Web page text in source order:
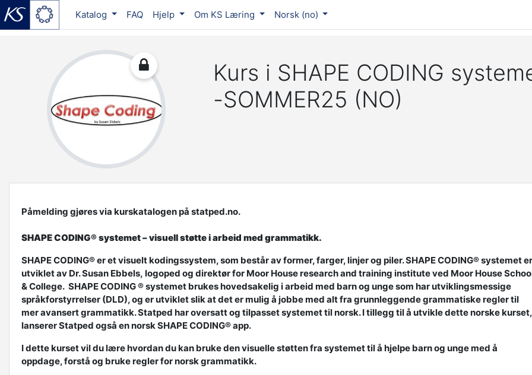
Katalog FAQ Hjelp Om KS Læring Norsk ‎(no)‎
Kurs i SHAPE CODING
-SOMMER25 (NO)
Påmelding gjøres via kurskatalogen på statped.no.
SHAPE CODING® systemet – visuell støtte i arbeid med grammatikk.
SHAPE CODING® er et visuelt kodingssystem, som består av former, farger, linjer og piler.SHAPE CODING® systemet er
utviklet av Dr. Susan Ebbels, logoped og direktør for Moor House research and training institute ved Moor House
& College. SHAPE CODING ® systemet brukes hovedsakelig i arbeid med barn og unge som har utviklingsmessige
språkforstyrrelser (DLD), og er utviklet slik at det er mulig å jobbe med alt fra grunnleggende grammatiske regler til
mer avansert grammatikk. Statped har oversatt og tilpasset systemet til norsk. I tillegg til å utvikle dette norske kurset,
lanserer Statped også en norsk SHAPE CODING® app.
I dette kurset vil du lære hvordan du kan bruke den visuelle støtten fra systemet til å hjelpe barn og unge med å
oppdage, forstå og bruke regler for norsk grammatikk.